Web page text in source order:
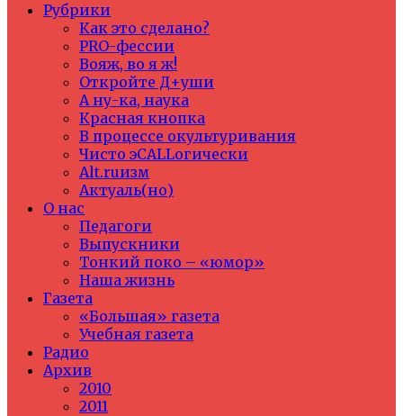
Рубрики
Как это сделано?
PRO-фессии
Вояж, во я ж!
Откройте Д+уши
А ну-ка, наука
Красная кнопка
В процессе окультуривания
Чисто эCALLогически
Alt.ruизм
Актуаль(но)
О нас
Педагоги
Выпускники
Тонкий поко – «юмор»
Наша жизнь
Газета
«Большая» газета
Учебная газета
Радио
Архив
2010
2011